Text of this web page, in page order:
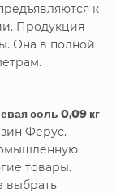
к
Продукция
Она в полной
соль 0,09 кг
Ферус.
товары.
выбрать